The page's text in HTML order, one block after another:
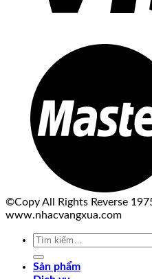
©Copy All Rights Reverse
www.nhacvangxua.com
Tìm
Sản phẩm